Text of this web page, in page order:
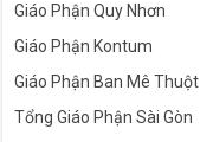
Giáo Phận Quy Nhơn
Giáo Phận Kontum
Giáo Phận Ban Mê Thuột
Tổng Giáo Phận Sài Gòn